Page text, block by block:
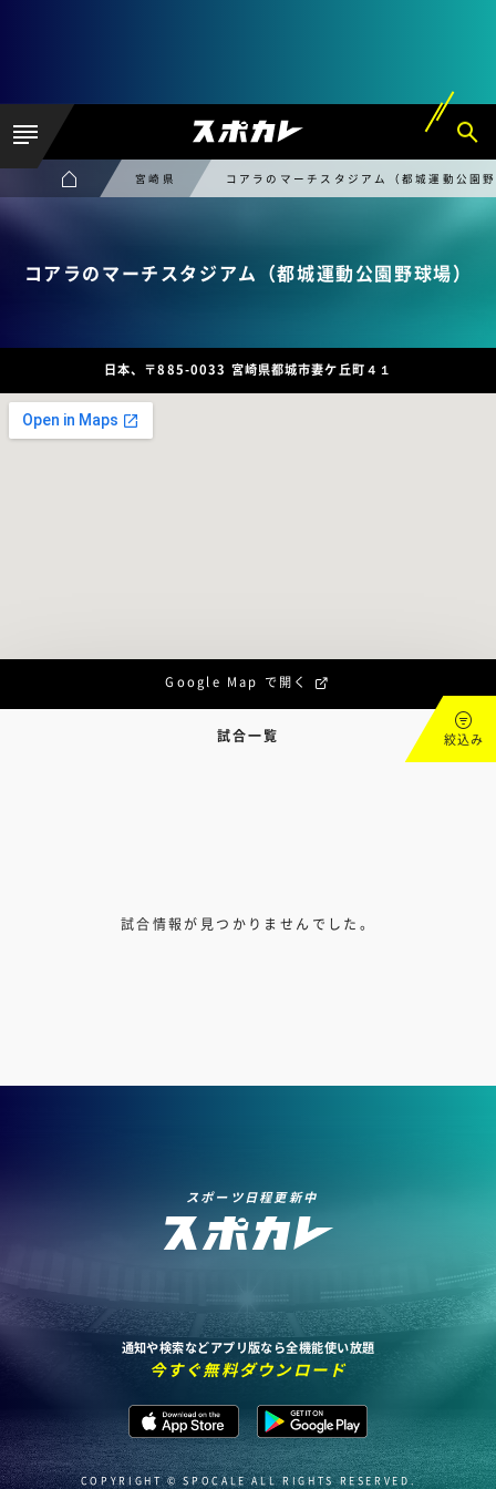
宮崎県 コアラのマーチスタジアム（都城運動公園
コアラのマーチスタジアム（都城運動公園野球場）
日本、〒885-0033 宮崎県都城市妻ケ丘町４１
Google Map で開く
試合一覧 絞込み
試合情報が見つかりませんでした。
スポーツ日程更新中
通知や検索などアプリ版なら全機能使い放題
今すぐ無料ダウンロード
COPYRIGHT © SPOCALE ALL RIGHTS RESERVED.